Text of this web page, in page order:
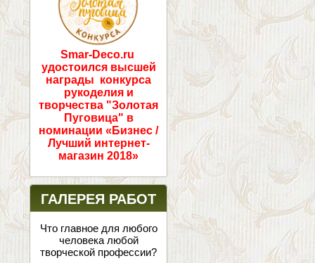
Smar-Deco.ru
удостоился высшей
награды конкурса
рукоделия и
творчества "Золотая
Пуговица" в
номинации «Бизнес /
Лучший интернет-
магазин 2018»
ГАЛЕРЕЯ РАБОТ
Что главное для любого
человека любой
творческой профессии?